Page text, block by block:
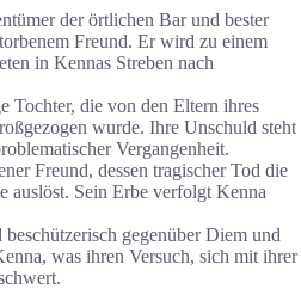
der örtlichen Bar und bester
Freund. Er wird zu einem
in Kennas Streben nach
Tochter, die von den Eltern ihres
wurde. Ihre Unschuld steht
Vergangenheit.
Freund, dessen tragischer Tod die
auslöst. Sein Erbe verfolgt Kenna
beschützerisch gegenüber Diem und
was ihren Versuch, sich mit ihrer